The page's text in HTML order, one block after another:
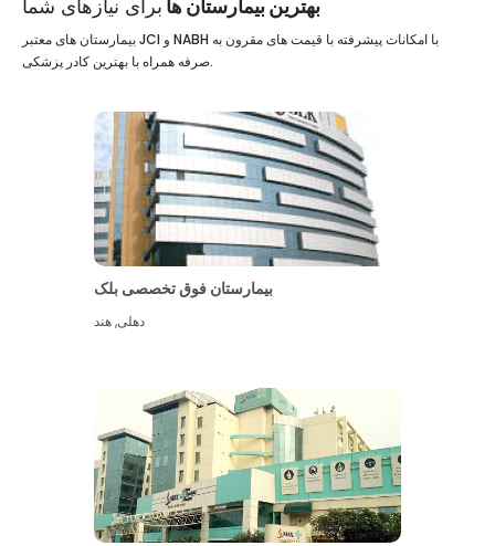
بهترین بیمارستان ها برای نیازهای شما
بیمارستان های معتبر JCI و NABH با امکانات پیشرفته با قیمت های مقرون به
صرفه همراه با بهترین کادر پزشکی.
بیمارستان فوق تخصصی بلک
دهلی,هند